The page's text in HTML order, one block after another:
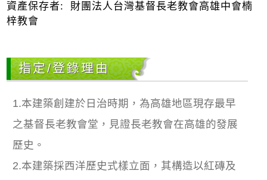
資產保存者:
財團法人台灣基督長老教會高雄中會楠
梓教會
指定/登錄理由
1.本建築創建於日治時期，為高雄地區現存最早
之基督長老教會堂，見證長老教會在高雄的發展
歷史。
2.本建築採西洋歷史式樣立面，其構造以紅磚及